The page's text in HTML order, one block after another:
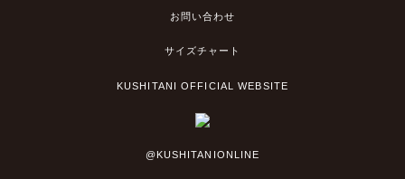
お問い合わせ
サイズチャート
KUSHITANI OFFICIAL WEBSITE
@KUSHITANIONLINE